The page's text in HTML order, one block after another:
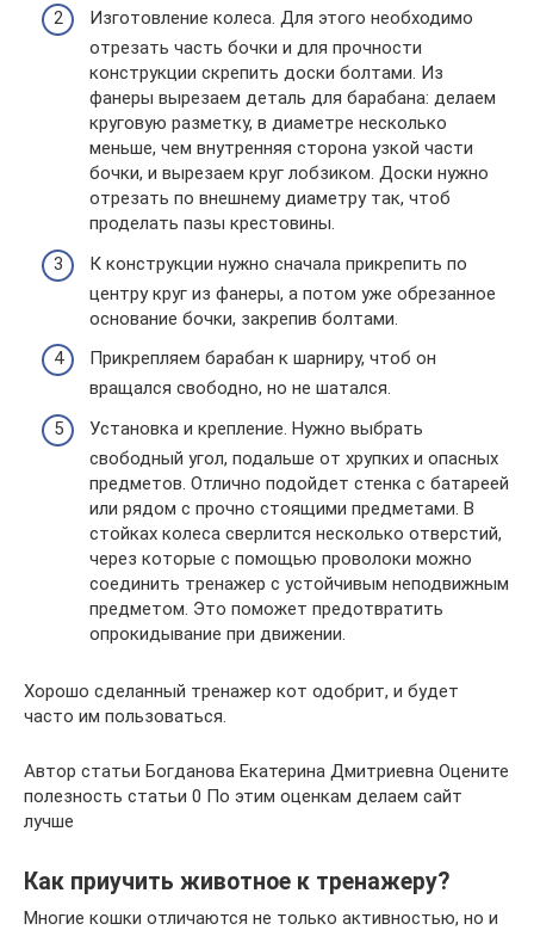
Изготовление колеса. Для этого необходимо
отрезать часть бочки и для прочности
конструкции скрепить доски болтами. Из
фанеры вырезаем деталь для барабана: делаем
круговую разметку, в диаметре несколько
меньше, чем внутренняя сторона узкой части
бочки, и вырезаем круг лобзиком. Доски нужно
отрезать по внешнему диаметру так, чтоб
проделать пазы крестовины.
К конструкции нужно сначала прикрепить по
центру круг из фанеры, а потом уже обрезанное
основание бочки, закрепив болтами.
Прикрепляем барабан к шарниру, чтоб он
вращался свободно, но не шатался.
Установка и крепление. Нужно выбрать
свободный угол, подальше от хрупких и опасных
предметов. Отлично подойдет стенка с батареей
или рядом с прочно стоящими предметами. В
стойках колеса сверлится несколько отверстий,
через которые с помощью проволоки можно
соединить тренажер с устойчивым неподвижным
предметом. Это поможет предотвратить
опрокидывание при движении.
Хорошо сделанный тренажер кот одобрит, и будет
часто им пользоваться.
Автор статьи Богданова Екатерина Дмитриевна Оцените
полезность статьи 0 По этим оценкам делаем сайт
лучше
Как приучить животное к тренажеру?
Многие кошки отличаются не только активностью, но и